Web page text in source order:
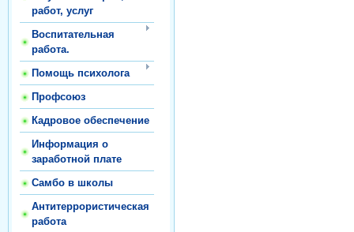
работ, услуг
Воспитательная
работа.
Помощь психолога
Профсоюз
Кадровое обеспечение
Информация о
заработной плате
Самбо в школы
Антитеррористическая
работа